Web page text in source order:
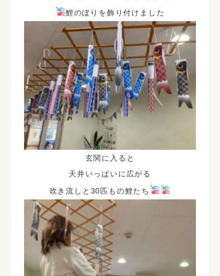
鯉のぼりを飾り付けました
玄関に入ると
天井いっぱいに広がる
吹き流しと 30匹もの鯉たち